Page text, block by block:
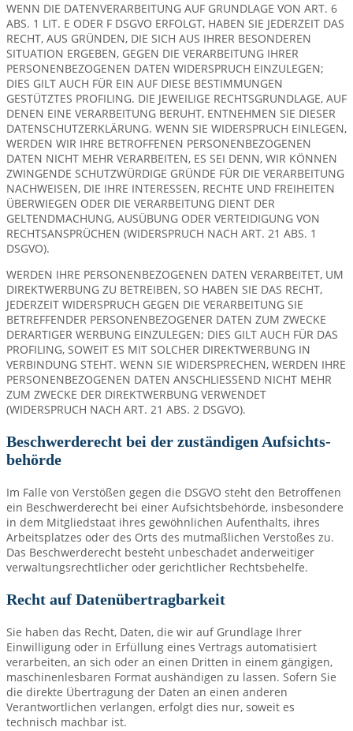
WENN DIE DATENVERARBEITUNG AUF GRUNDLAGE VON ART. 6
ABS. 1 LIT. E ODER F DSGVO ERFOLGT, HABEN SIE JEDERZEIT DAS
RECHT, AUS GRÜNDEN, DIE SICH AUS IHRER BESONDEREN
SITUATION ERGEBEN, GEGEN DIE VERARBEITUNG IHRER
PERSONENBEZOGENEN DATEN WIDERSPRUCH EINZULEGEN;
DIES GILT AUCH FÜR EIN AUF DIESE BESTIMMUNGEN
GESTÜTZTES PROFILING. DIE JEWEILIGE RECHTSGRUNDLAGE, AUF
DENEN EINE VERARBEITUNG BERUHT, ENTNEHMEN SIE DIESER
DATENSCHUTZERKLÄRUNG. WENN SIE WIDERSPRUCH EINLEGEN,
WERDEN WIR IHRE BETROFFENEN PERSONENBEZOGENEN
DATEN NICHT MEHR VERARBEITEN, ES SEI DENN, WIR KÖNNEN
ZWINGENDE SCHUTZWÜRDIGE GRÜNDE FÜR DIE VERARBEITUNG
NACHWEISEN, DIE IHRE INTERESSEN, RECHTE UND FREIHEITEN
ÜBERWIEGEN ODER DIE VERARBEITUNG DIENT DER
GELTENDMACHUNG, AUSÜBUNG ODER VERTEIDIGUNG VON
RECHTSANSPRÜCHEN (WIDERSPRUCH NACH ART. 21 ABS. 1
DSGVO).
WERDEN IHRE PERSONENBEZOGENEN DATEN VERARBEITET, UM
DIREKTWERBUNG ZU BETREIBEN, SO HABEN SIE DAS RECHT,
JEDERZEIT WIDERSPRUCH GEGEN DIE VERARBEITUNG SIE
BETREFFENDER PERSONENBEZOGENER DATEN ZUM ZWECKE
DERARTIGER WERBUNG EINZULEGEN; DIES GILT AUCH FÜR DAS
PROFILING, SOWEIT ES MIT SOLCHER DIREKTWERBUNG IN
VERBINDUNG STEHT. WENN SIE WIDERSPRECHEN, WERDEN IHRE
PERSONENBEZOGENEN DATEN ANSCHLIESSEND NICHT MEHR
ZUM ZWECKE DER DIREKTWERBUNG VERWENDET
(WIDERSPRUCH NACH ART. 21 ABS. 2 DSGVO).
Beschwerde­recht bei der zuständigen Aufsichts­
behörde
Im Falle von Verstößen gegen die DSGVO steht den Betroffenen
ein Beschwerderecht bei einer Aufsichtsbehörde, insbesondere
in dem Mitgliedstaat ihres gewöhnlichen Aufenthalts, ihres
Arbeitsplatzes oder des Orts des mutmaßlichen Verstoßes zu.
Das Beschwerderecht besteht unbeschadet anderweitiger
verwaltungsrechtlicher oder gerichtlicher Rechtsbehelfe.
Recht auf Daten­übertrag­barkeit
Sie haben das Recht, Daten, die wir auf Grundlage Ihrer
Einwilligung oder in Erfüllung eines Vertrags automatisiert
verarbeiten, an sich oder an einen Dritten in einem gängigen,
maschinenlesbaren Format aushändigen zu lassen. Sofern Sie
die direkte Übertragung der Daten an einen anderen
Verantwortlichen verlangen, erfolgt dies nur, soweit es
technisch machbar ist.